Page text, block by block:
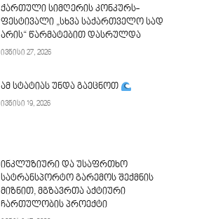
ქართული სიმღერის კონკურს-
ფესტივალი „სხვა საქართველო სად
არის“ წარმატებით დასრულდა
ივნისი 27, 2026
ამ სტატიას უნდა გაეცნოთ
ივნისი 19, 2026
ინკლუზიური და უსაფრთხო
სატრანსპორტო გარემოს შექმნის
მიზნით, მგზავრთა აქტიური
ჩართულობის პროექტი